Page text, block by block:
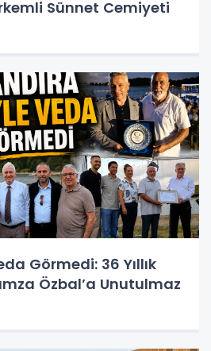
Sünnet Cemiyeti
Görmedi: 36 Yıllık
Özbal’a Unutulmaz